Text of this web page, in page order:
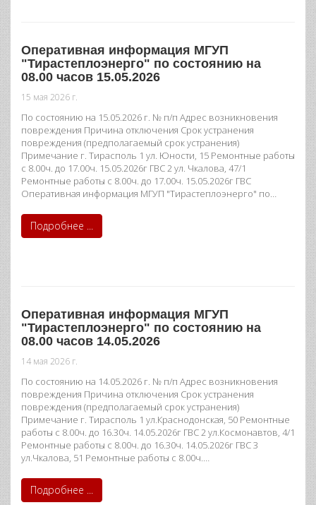
Оперативная информация МГУП
"Тирастеплоэнерго" по состоянию на
08.00 часов 15.05.2026
15 мая 2026 г.
По состоянию на 15.05.2026 г. № п/п Адрес возникновения
повреждения Причина отключения Срок устранения
повреждения (предполагаемый срок устранения)
Примечание г. Тирасполь 1 ул. Юности, 15 Ремонтные работы
с 8.00ч. до 17.00ч. 15.05.2026г ГВС 2 ул. Чкалова, 47/1
Ремонтные работы с 8.00ч. до 17.00ч. 15.05.2026г ГВС
Оперативная информация МГУП "Тирастеплоэнерго" по…
Подробнее ...
Оперативная информация МГУП
"Тирастеплоэнерго" по состоянию на
08.00 часов 14.05.2026
14 мая 2026 г.
По состоянию на 14.05.2026 г. № п/п Адрес возникновения
повреждения Причина отключения Срок устранения
повреждения (предполагаемый срок устранения)
Примечание г. Тирасполь 1 ул.Краснодонская, 50 Ремонтные
работы с 8.00ч. до 16.30ч. 14.05.2026г ГВС 2 ул.Космонавтов, 4/1
Ремонтные работы с 8.00ч. до 16.30ч. 14.05.2026г ГВС 3
ул.Чкалова, 51 Ремонтные работы с 8.00ч.…
Подробнее ...